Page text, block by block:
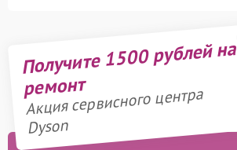
Получите 1500 рублей на
ремонт
Акция сервисного центра
Dyson